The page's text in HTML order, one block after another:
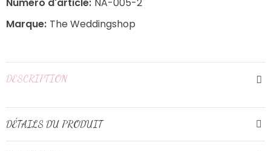
Marque: The Weddingshop
DESCRIPTION
DÉTAILS DU PRODUIT